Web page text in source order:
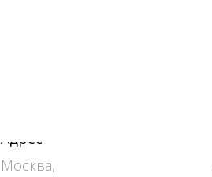
Адрес
Москва,